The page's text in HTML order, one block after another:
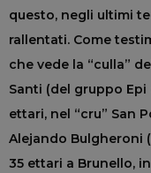
questo, negli ultimi
rallentati. Come
che vede la “culla”
Santi (del gruppo
ettari, nel “cru” San
Alejando Bulgheroni
35 ettari a Brunello,